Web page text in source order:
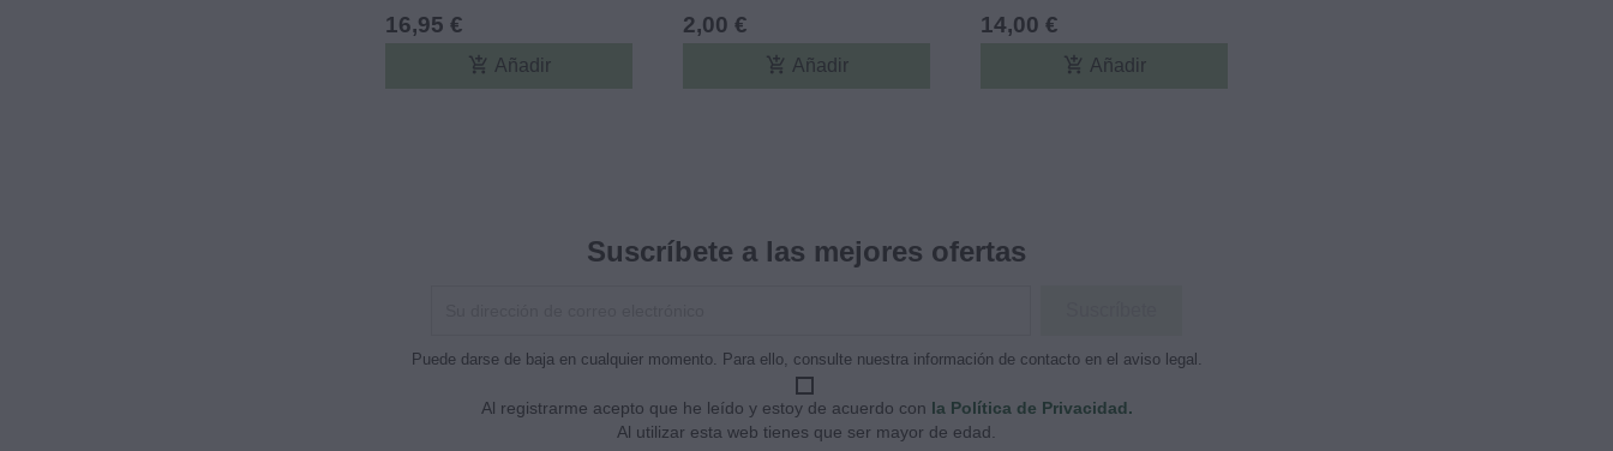
16,95 €
add_shopping_cart Añadir
2,00 €
add_shopping_cart Añadir
14,00 €
add_shopping_cart Añadir
Suscríbete a las mejores ofertas
Puede darse de baja en cualquier momento. Para ello, consulte nuestra información de contacto en el aviso legal.
Al registrarme acepto que he leído y estoy de acuerdo con la Política de Privacidad.
Al utilizar esta web tienes que ser mayor de edad.